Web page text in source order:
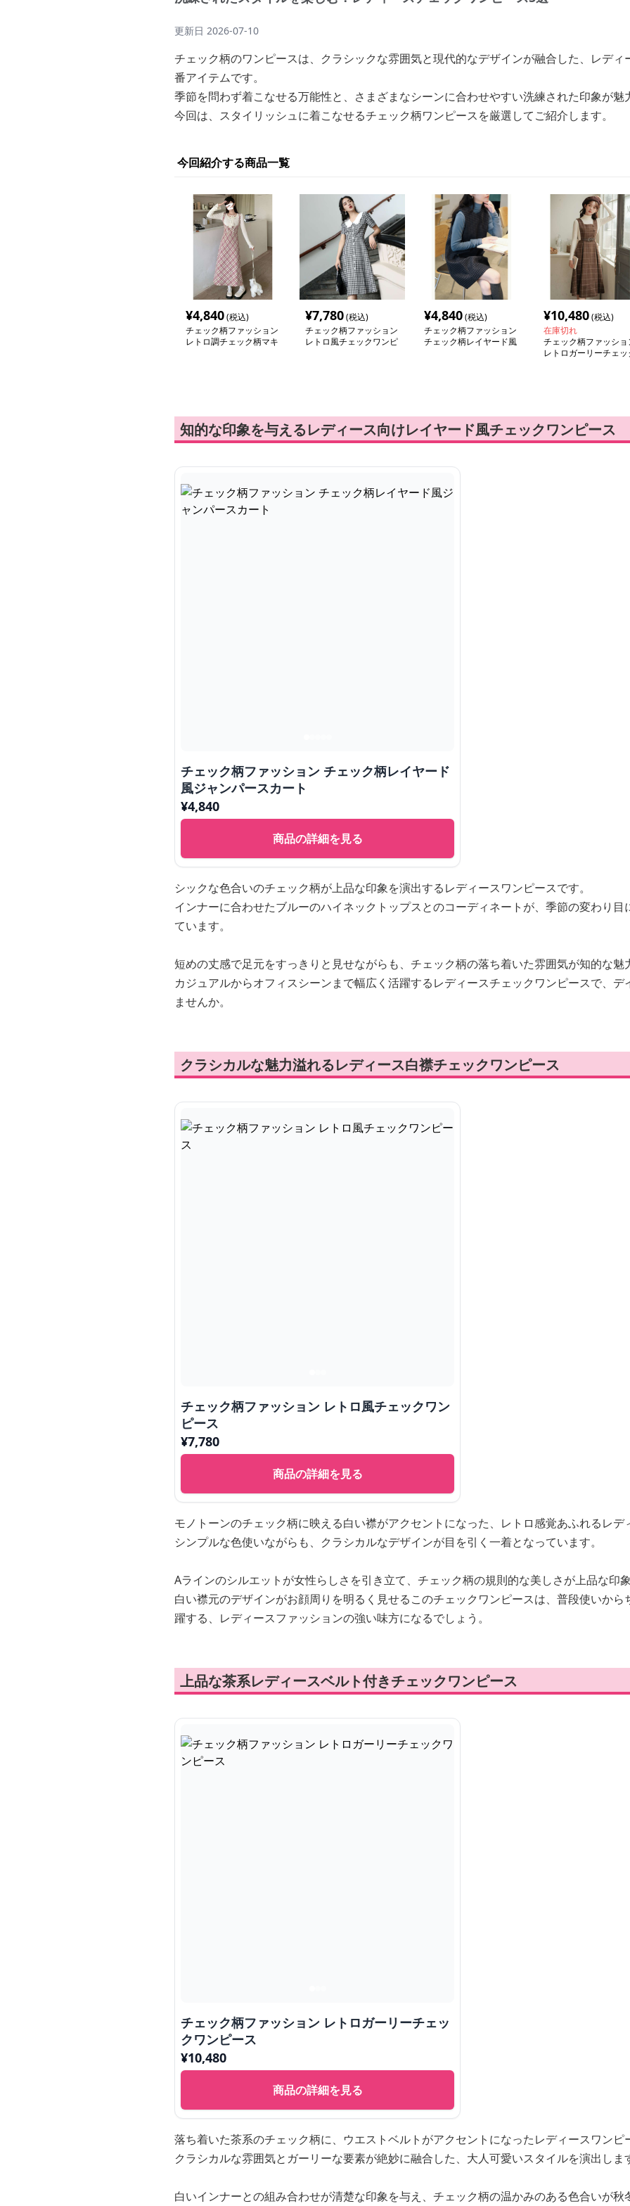
更新日 2026-07-10
チェック柄のワンピースは、クラシックな雰囲気と現代的なデザインが融合した、レディ
番アイテムです。
季節を問わず着こなせる万能性と、さまざまなシーンに合わせやすい洗練された印象が魅
今回は、スタイリッシュに着こなせるチェック柄ワンピースを厳選してご紹介します。
今回紹介する商品一覧
¥4,840(税込)
チェック柄ファッション
レトロ調チェック柄マキ
¥7,780(税込)
チェック柄ファッション
レトロ風チェックワンピ
¥4,840(税込)
チェック柄ファッション
チェック柄レイヤード風
¥10,480(税込)
在庫切れ
チェック柄ファッショ
レトロガーリーチェッ
知的な印象を与えるレディース向けレイヤード風チェックワンピース
チェック柄ファッション チェック柄レイヤード
風ジャンパースカート
¥4,840
商品の詳細を見る
シックな色合いのチェック柄が上品な印象を演出するレディースワンピースです。
インナーに合わせたブルーのハイネックトップスとのコーディネートが、季節の変わり目
ています。
短めの丈感で足元をすっきりと見せながらも、チェック柄の落ち着いた雰囲気が知的な魅
カジュアルからオフィスシーンまで幅広く活躍するレディースチェックワンピースで、
ませんか。
クラシカルな魅力溢れるレディース白襟チェックワンピース
チェック柄ファッション レトロ風チェックワン
ピース
¥7,780
商品の詳細を見る
モノトーンのチェック柄に映える白い襟がアクセントになった、レトロ感覚あふれるレデ
シンプルな色使いながらも、クラシカルなデザインが目を引く一着となっています。
Aラインのシルエットが女性らしさを引き立て、チェック柄の規則的な美しさが上品な印象
白い襟元のデザインがお顔周りを明るく見せるこのチェックワンピースは、普段使いか
躍する、レディースファッションの強い味方になるでしょう。
上品な茶系レディースベルト付きチェックワンピース
チェック柄ファッション レトロガーリーチェッ
クワンピース
¥10,480
商品の詳細を見る
落ち着いた茶系のチェック柄に、ウエストベルトがアクセントになったレディースワンピ
クラシカルな雰囲気とガーリーな要素が絶妙に融合した、大人可愛いスタイルを演出しま
白いインナーとの組み合わせが清楚な印象を与え、チェック柄の温かみのある色合いが